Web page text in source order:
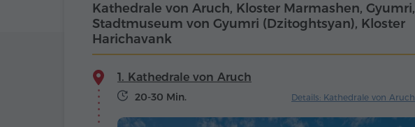
Kathedrale von Aruch, Kloster Marmashen, Gyumri,
Stadtmuseum von Gyumri (Dzitoghtsyan), Kloster
Harichavank
1. Kathedrale von Aruch
20-30 Min. Details: Kathedrale von Aruch